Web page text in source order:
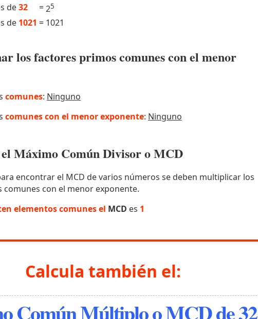
de32 =25
de 1021 = 1021
los factores primos comunes con el menor
comunes: Ninguno
comunes con el menor exponente: Ninguno
Máximo Común Divisor o MCD
encontrar el MCD de varios números se deben multiplicar los
con el menor exponente.
elementos comunes el MCD es 1
Calcula también el:
Común Múltiplo o MCD de 32